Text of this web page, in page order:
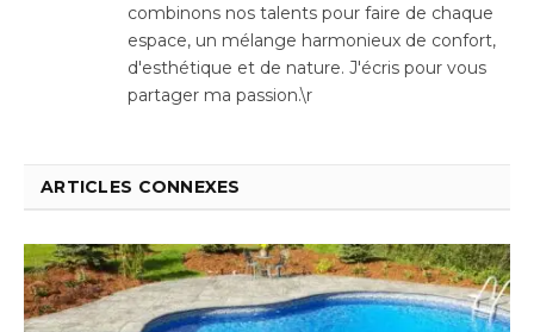
combinons nos talents pour faire de chaque
espace, un mélange harmonieux de confort,
d'esthétique et de nature. J'écris pour vous
partager ma passion.\r
ARTICLES CONNEXES